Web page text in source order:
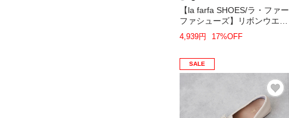
【la farfa SHOES/ラ・ファー
ファシューズ】リボンウエッ
ジソールサンダル
4,939円 17%OFF
SALE